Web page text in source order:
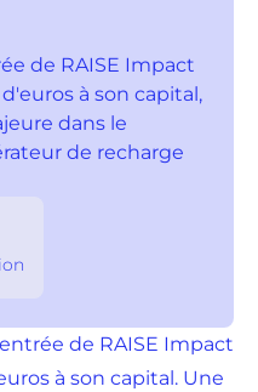
de RAISE Impact
à son capital,
dans le
de recharge
de RAISE Impact
à son capital. Une